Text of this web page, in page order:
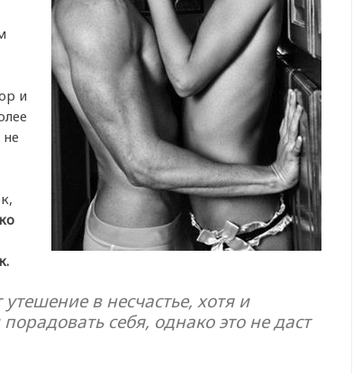
и
в несчастье, хотя и
себя, однако это не даст